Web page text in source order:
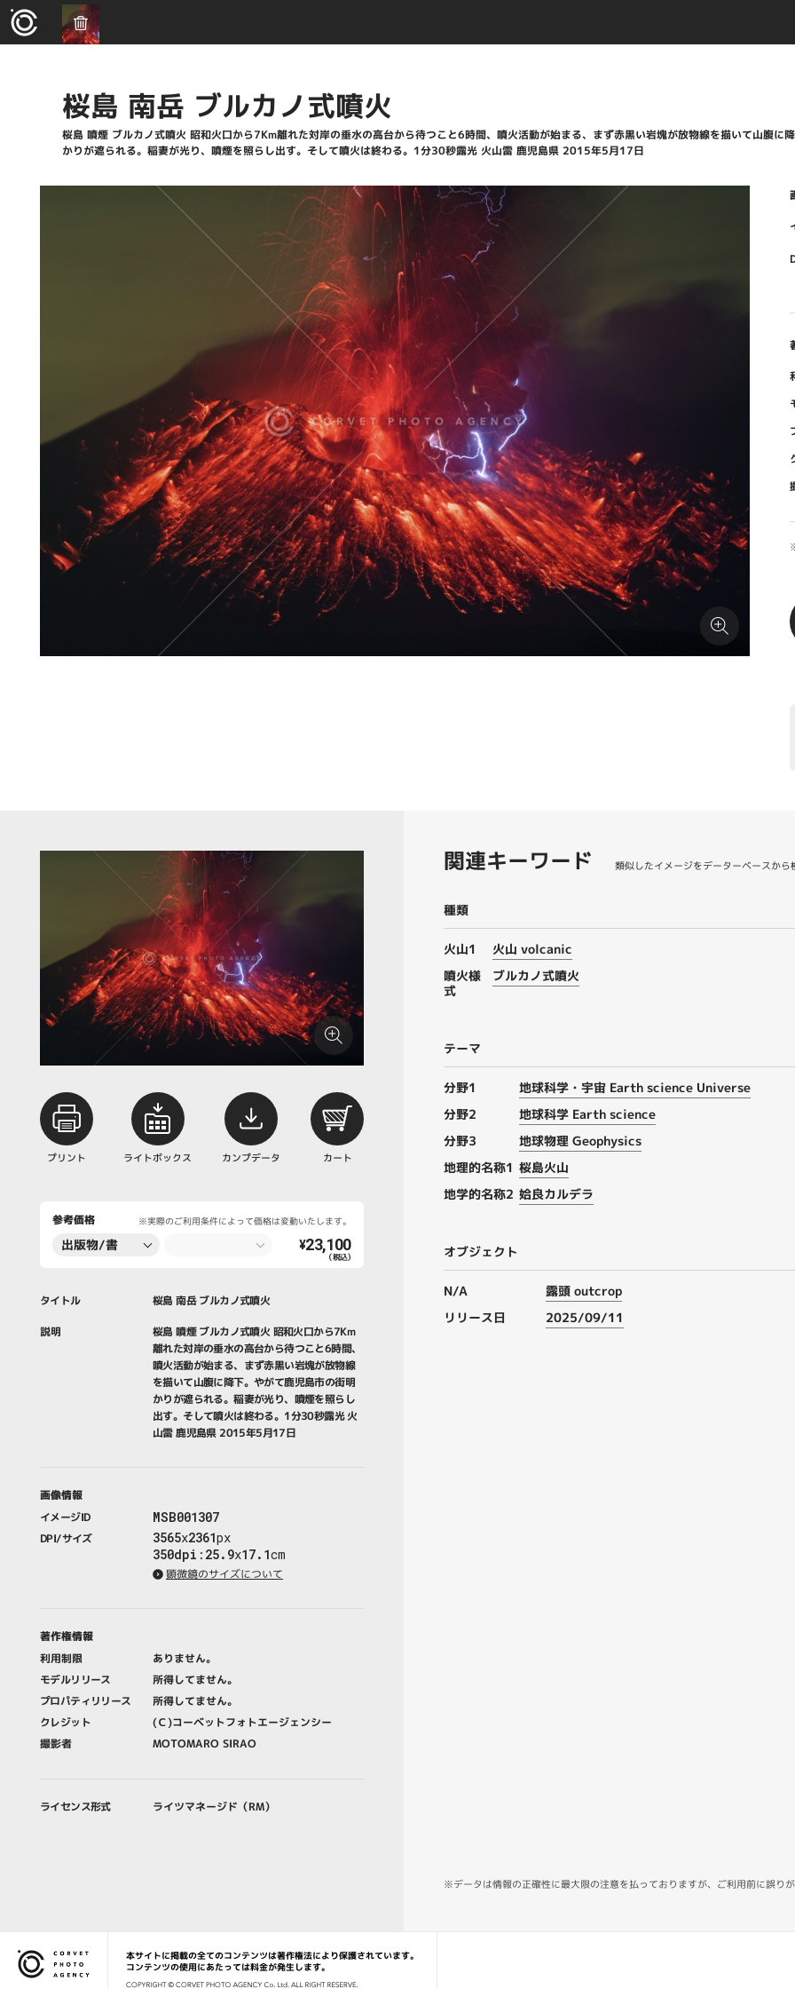
桜島 南岳 ブルカノ式噴火
桜島 噴煙 ブルカノ式噴火 昭和火口から7Km離れた対岸の垂水の高台から待つこと6時間、噴火活動が始まる、まず赤黒い岩塊が放物線を描いて山腹に
かりが遮られる。稲妻が光り、噴煙を照らし出す。そして噴火は終わる。1分30秒露光 火山雷 鹿児島県 2015年5月17日
プリント ライトボックス カンプデータ カート
参考価格 ※実際のご利用条件によって価格は変動いたします。
出版物/書
¥23,100
（税込）
タイトル 桜島 南岳 ブルカノ式噴火
説明
桜島 噴煙 ブルカノ式噴火 昭和火口から7Km
離れた対岸の垂水の高台から待つこと6時間、
噴火活動が始まる、まず赤黒い岩塊が放物線
を描いて山腹に降下。やがて鹿児島市の街明
かりが遮られる。稲妻が光り、噴煙を照らし
出す。そして噴火は終わる。1分30秒露光 火
山雷 鹿児島県 2015年5月17日
画像情報
イメージID
MSB001307
DPI/サイズ 3565x2361px
350dpi : 25.9x17.1cm
顕微鏡のサイズについて
著作権情報
利用制限
ありません。
モデルリリース
所得してません。
プロパティリリース
所得してません。
クレジット
(Ｃ)コーベットフォトエージェンシー
撮影者
MOTOMARO SIRAO
ライセンス形式 ライツマネージド（RM）
関連キーワード 類似したイメージをデーターベースから
種類
火山1
火山 volcanic
噴火様
式
ブルカノ式噴火
テーマ
分野1
地球科学・宇宙 Earth science Universe
分野2
地球科学 Earth science
分野3
地球物理 Geophysics
地理的名称1 桜島火山
地学的名称2 姶良カルデラ
オブジェクト
N/A
露頭 outcrop
リリース日
2025/09/11
※データは情報の正確性に最大限の注意を払っておりますが、ご利用前に誤りが
Corvet Photo Agency
本サイトに掲載の全てのコンテンツは著作権法により保護されています。
コンテンツの使用にあたっては料金が発生します。